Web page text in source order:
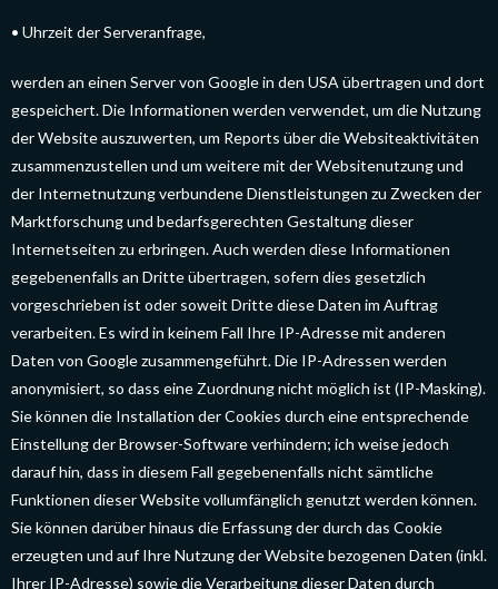
• Uhrzeit der Serveranfrage,
werden an einen Server von Google in den USA übertragen und dort
gespeichert. Die Informationen werden verwendet, um die Nutzung
der Website auszuwerten, um Reports über die Websiteaktivitäten
zusammenzustellen und um weitere mit der Websitenutzung und
der Internetnutzung verbundene Dienstleistungen zu Zwecken der
Marktforschung und bedarfsgerechten Gestaltung dieser
Internetseiten zu erbringen. Auch werden diese Informationen
gegebenenfalls an Dritte übertragen, sofern dies gesetzlich
vorgeschrieben ist oder soweit Dritte diese Daten im Auftrag
verarbeiten. Es wird in keinem Fall Ihre IP-Adresse mit anderen
Daten von Google zusammengeführt. Die IP-Adressen werden
anonymisiert, so dass eine Zuordnung nicht möglich ist (IP-Masking).
Sie können die Installation der Cookies durch eine entsprechende
Einstellung der Browser-Software verhindern; ich weise jedoch
darauf hin, dass in diesem Fall gegebenenfalls nicht sämtliche
Funktionen dieser Website vollumfänglich genutzt werden können.
Sie können darüber hinaus die Erfassung der durch das Cookie
erzeugten und auf Ihre Nutzung der Website bezogenen Daten (inkl.
Ihrer IP-Adresse) sowie die Verarbeitung dieser Daten durch